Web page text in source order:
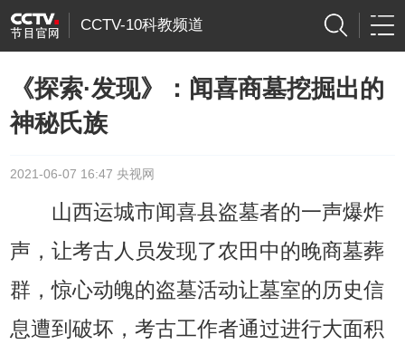
CCTV-10科教频道
《探索·发现》：闻喜商墓挖掘出的
神秘氏族
2021-06-07 16:47 央视网
山西运城市闻喜县盗墓者的一声爆炸
声，让考古人员发现了农田中的晚商墓葬
群，惊心动魄的盗墓活动让墓室的历史信
息遭到破坏，考古工作者通过进行大面积